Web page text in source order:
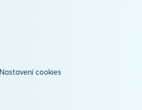
Nastavení cookies